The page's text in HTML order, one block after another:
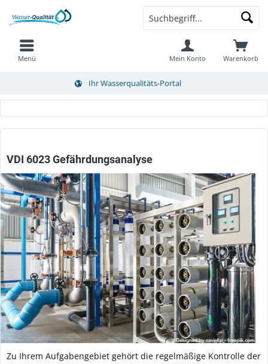
Menü Warenkorb
Mein Konto
Ihr Wasserqualitäts-Portal
VDI 6023 Gefährdungsanalyse
Zu Ihrem Aufgabengebiet gehört die regelmäßige Kontrolle der